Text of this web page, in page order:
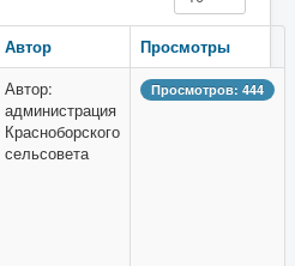
Автор
Просмотры
Автор:
администрация
Красноборского
сельсовета
Просмотров: 444